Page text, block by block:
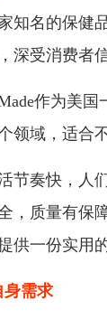
知名的保健
深受消费者信
作为美
领域，适合
节奏快，人
，质量有保
供一份实用
身需求